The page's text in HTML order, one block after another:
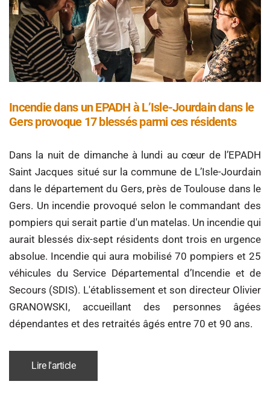
Incendie dans un EPADH à L’Isle-Jourdain dans le
Gers provoque 17 blessés parmi ces résidents
Dans la nuit de dimanche à lundi au cœur de l’EPADH
Saint Jacques situé sur la commune de L’Isle-Jourdain
dans le département du Gers, près de Toulouse dans le
Gers. Un incendie provoqué selon le commandant des
pompiers qui serait partie d'un matelas. Un incendie qui
aurait blessés dix-sept résidents dont trois en urgence
absolue. Incendie qui aura mobilisé 70 pompiers et 25
véhicules du Service Départemental d’Incendie et de
Secours (SDIS). L'établissement et son directeur Olivier
GRANOWSKI, accueillant des personnes âgées
dépendantes et des retraités âgés entre 70 et 90 ans.
Lire l'article